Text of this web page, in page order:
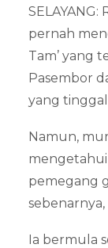
pernah
Tam’ yang
Pasembor
yang tinggal
Namun,
mengetahui
pemegang
sebenarnya,
Ia bermula